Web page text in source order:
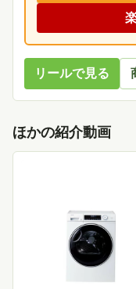
リールで見る
ほかの紹介動画